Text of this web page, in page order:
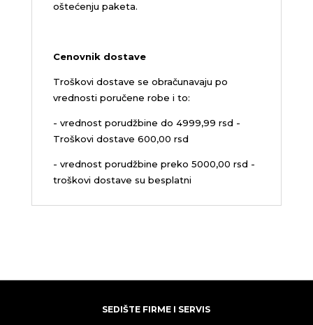
oštećenju paketa.
Cenovnik dostave
Troškovi dostave se obračunavaju po
vrednosti poručene robe i to:
- vrednost porudžbine do 4999,99 rsd -
Troškovi dostave 600,00 rsd
- vrednost porudžbine preko 5000,00 rsd -
troškovi dostave su besplatni
SEDIŠTE FIRME I SERVIS